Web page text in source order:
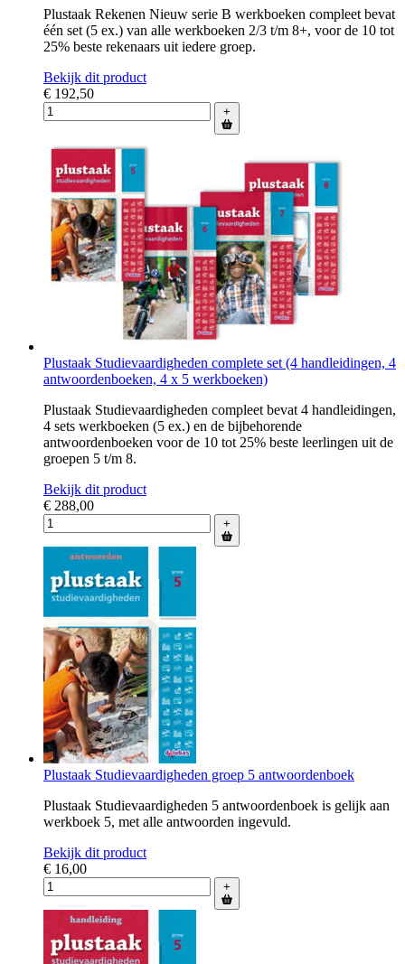
Plustaak Rekenen Nieuw serie B werkboeken compleet bevat
één set (5 ex.) van alle werkboeken 2/3 t/m 8+, voor de 10 tot
25% beste rekenaars uit iedere groep.
Bekijk dit product
€ 192,50
+
Plustaak Studievaardigheden complete set (4 handleidingen, 4
antwoordenboeken, 4 x 5 werkboeken)
Plustaak Studievaardigheden compleet bevat 4 handleidingen,
4 sets werkboeken (5 ex.) en de bijbehorende
antwoordenboeken voor de 10 tot 25% beste leerlingen uit de
groepen 5 t/m 8.
Bekijk dit product
€ 288,00
+
Plustaak Studievaardigheden groep 5 antwoordenboek
Plustaak Studievaardigheden 5 antwoordenboek is gelijk aan
werkboek 5, met alle antwoorden ingevuld.
Bekijk dit product
€ 16,00
+